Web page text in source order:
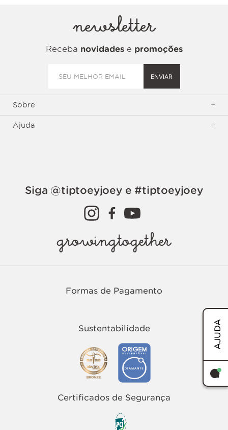
AJUDA
newsletter
Receba novidadese promoções
ENVIAR
Sobre +
Ajuda +
Siga @tiptoeyjoey e #tiptoeyjoey
growingtogether
Formas de Pagamento
Sustentabilidade
Certificados de Segurança
TERMOS MAIS BUSCADOS